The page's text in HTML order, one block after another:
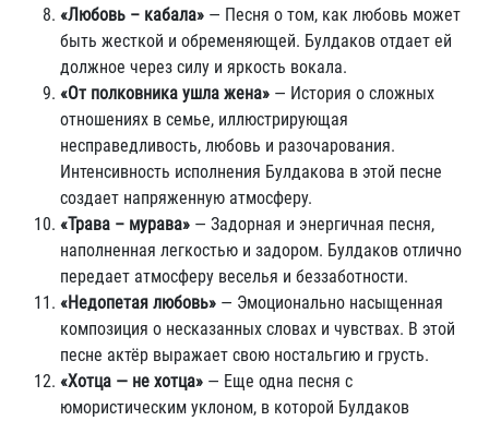
«Любовь – кабала» — Песня о том, как любовь может
быть жесткой и обременяющей. Булдаков отдает ей
должное через силу и яркость вокала.
«От полковника ушла жена» — История о сложных
отношениях в семье, иллюстрирующая
несправедливость, любовь и разочарования.
Интенсивность исполнения Булдакова в этой песне
создает напряженную атмосферу.
«Трава – мурава» — Задорная и энергичная песня,
наполненная легкостью и задором. Булдаков отлично
передает атмосферу веселья и беззаботности.
«Недопетая любовь» — Эмоционально насыщенная
композиция о несказанных словах и чувствах. В этой
песне актёр выражает свою ностальгию и грусть.
«Хотца — не хотца» — Еще одна песня с
юмористическим уклоном, в которой Булдаков